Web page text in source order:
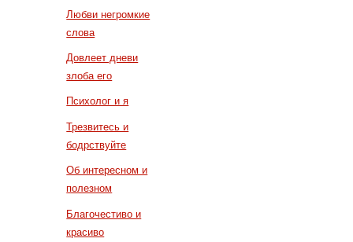
Любви негромкие
слова
Довлеет дневи
злоба его
Психолог и я
Трезвитесь и
бодрствуйте
Об интересном и
полезном
Благочестиво и
красиво